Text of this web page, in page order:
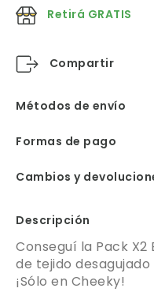
Retirá GRATIS
Compartir
Métodos de envío
Formas de pago
Cambios y
Descripción
Conseguí la Pack
de tejido
¡Sólo en Cheeky!